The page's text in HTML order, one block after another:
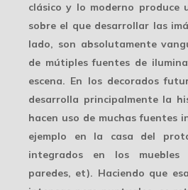
clásico y lo moderno produce
sobre el que desarrollar las
lado, son absolutamente
de mútiples fuentes de
escena. En los decorados
desarrolla principalmente la
hacen uso de muchas fuentes
ejemplo en la casa del
integrados en los muebles
paredes, et). Haciendo que